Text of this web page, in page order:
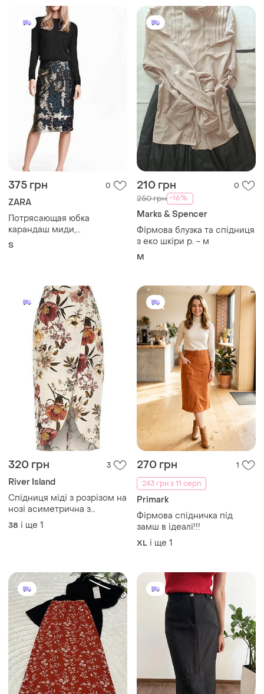
375 грн 0
ZARA
Потрясающая юбка
карандаш миди,
украшенная
и серебристого цветов от
zara, 8/36/s/44.
S
210 грн 0
250 грн -16%
Marks & Spencer
Фірмова блузка та спідниця
з еко шкіри р. - м
M
320 грн 3
River Island
Спідниця міді з розрізом на
нозі асиметрична з
імітацією запаху довга
молочка бежева у квітковий
38 і ще 1
270 грн
1
243 грн з 11 серп
Primark
Фірмова спідничка під
замш в ідеалі!!!
XL і ще 1